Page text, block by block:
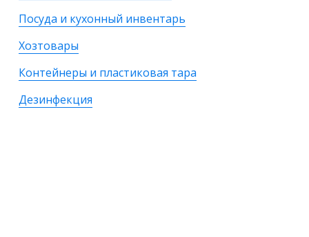
Посуда и кухонный инвентарь
Хозтовары
Контейнеры и пластиковая тара
Дезинфекция